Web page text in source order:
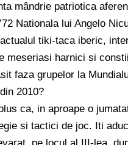
mândrie patriotica
Nationala lui Angelo
tiki-taca iberic,
meseriasi harnici si
faza grupelor la
2010?
ca, in aproape o
si tactici de joc. Iti